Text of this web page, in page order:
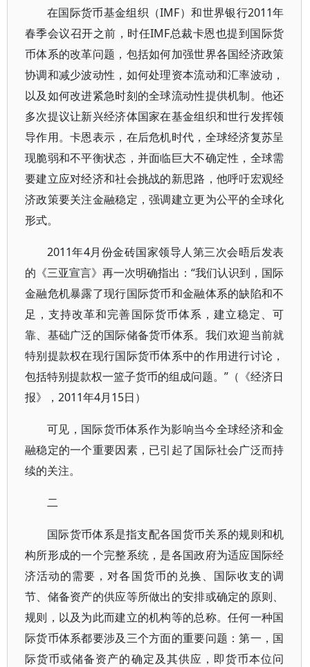
在国际货币基金组织（IMF）和世界银行2011年
春季会议召开之前，时任IMF总裁卡恩也提到国际货
币体系的改革问题，包括如何加强世界各国经济政策
协调和减少波动性，如何处理资本流动和汇率波动，
以及如何改进紧急时刻的全球流动性提供机制。他还
多次提议让新兴经济体国家在基金组织和世行发挥领
导作用。卡恩表示，在后危机时代，全球经济复苏呈
现脆弱和不平衡状态，并面临巨大不确定性，全球需
要建立应对经济和社会挑战的新思路，他呼吁宏观经
济政策要关注金融稳定，强调建立更为公平的全球化
形式。
2011年4月份金砖国家领导人第三次会晤后发表
的《三亚宣言》再一次明确指出：“我们认识到，国际
金融危机暴露了现行国际货币和金融体系的缺陷和不
足，支持改革和完善国际货币体系，建立稳定、可
靠、基础广泛的国际储备货币体系。我们欢迎当前就
特别提款权在现行国际货币体系中的作用进行讨论，
包括特别提款权一篮子货币的组成问题。”（《经济日
报》，2011年4月15日）
可见，国际货币体系作为影响当今全球经济和金
融稳定的一个重要因素，已引起了国际社会广泛而持
续的关注。
二
国际货币体系是指支配各国货币关系的规则和机
构所形成的一个完整系统，是各国政府为适应国际经
济活动的需要，对各国货币的兑换、国际收支的调
节、储备资产的供应等所做出的安排或确定的原则、
规则，以及为此而建立的机构等的总称。任何一种国
际货币体系都要涉及三个方面的重要问题：第一，国
际货币或储备资产的确定及其供应，即货币本位问